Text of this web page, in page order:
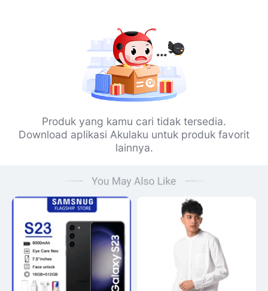
Produk yang kamu cari tidak tersedia.
Download aplikasi Akulaku untuk produk favorit
lainnya.